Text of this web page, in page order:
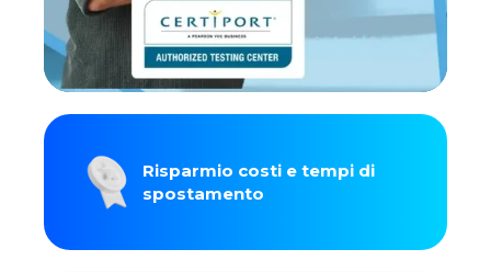
Risparmio costi e tempi di
spostamento